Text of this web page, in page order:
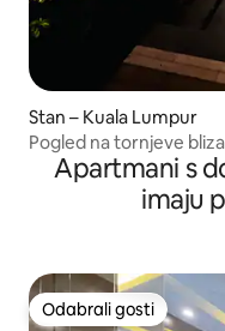
Stan – Kuala Lumpur
Pogled na tornjeve
Apartmani s
imaju
Odabrali gosti
Odabrali gosti